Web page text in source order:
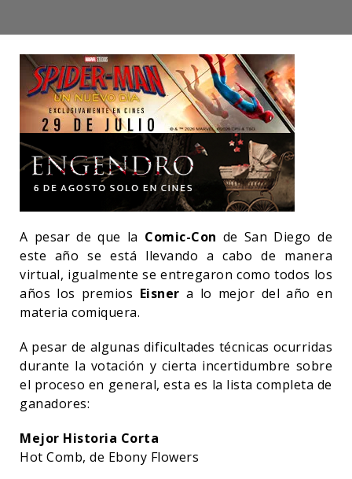
A pesar de que la Comic-Con de San Diego de
este año se está llevando a cabo de manera
virtual, igualmente se entregaron como todos los
años los premios Eisner a lo mejor del año en
materia comiquera.
A pesar de algunas dificultades técnicas ocurridas
durante la votación y cierta incertidumbre sobre
el proceso en general, esta es la lista completa de
ganadores:
Mejor Historia Corta
Hot Comb, de Ebony Flowers